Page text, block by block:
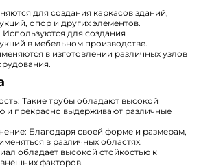
для создания каркасов зданий,
опор и других элементов.
для создания
в мебельном производстве.
в изготовлении различных узлов
Такие трубы обладают высокой
и прекрасно выдерживают различные
Благодаря своей форме и размерам,
в различных областях.
обладает высокой стойкостью к
факторов.